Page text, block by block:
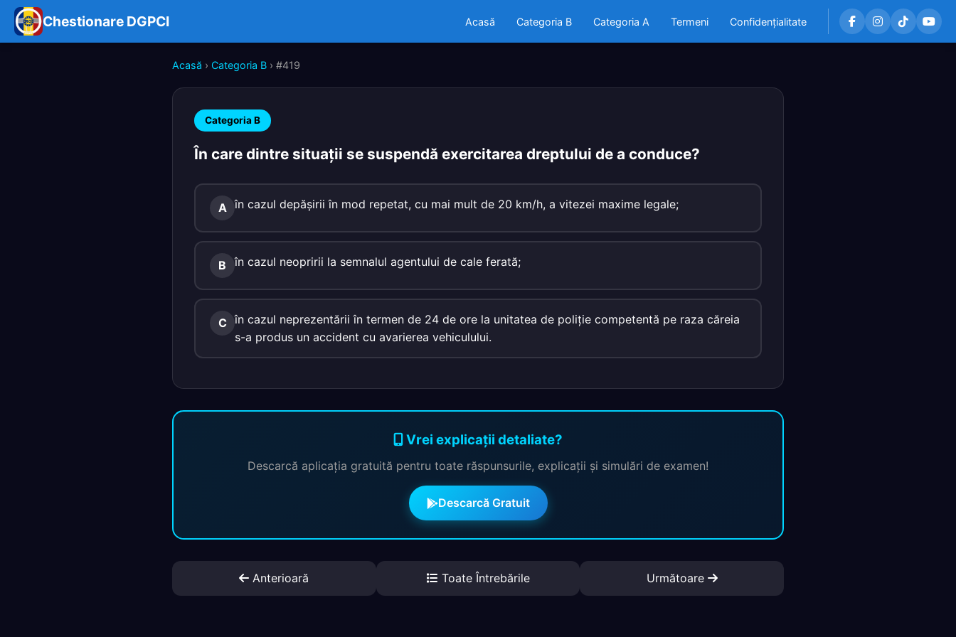
Chestionare DGPCI Acasă Categoria B Categoria A Termeni Confidențialitate
Acasă › Categoria B › #419
Categoria B
În care dintre situații se suspendă exercitarea dreptului de a conduce?
A în cazul depășirii în mod repetat, cu mai mult de 20 km/h, a vitezei maxime legale;
B în cazul neopririi la semnalul agentului de cale ferată;
C în cazul neprezentării în termen de 24 de ore la unitatea de poliție competentă pe raza căreia
s-a produs un accident cu avarierea vehiculului.
Vrei explicații detaliate?
Descarcă aplicația gratuită pentru toate răspunsurile, explicații și simulări de examen!
Descarcă Gratuit
Anterioară Toate Întrebările Următoare